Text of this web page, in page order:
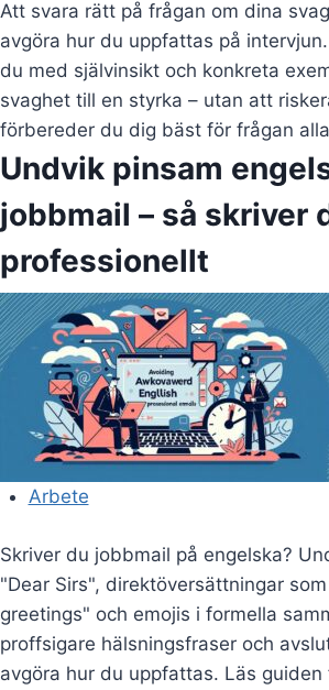
Att svara rätt på frågan om dina
avgöra hur du uppfattas på
du med självinsikt och konkreta
svaghet till en styrka – utan att
förbereder du dig bäst för frågan
Undvik pinsam
jobbmail – så skriver
professionellt
Arbete
Skriver du jobbmail på engelska?
"Dear Sirs", direktöversättningar
greetings" och emojis i formella
proffsigare hälsningsfraser och
avgöra hur du uppfattas. Läs